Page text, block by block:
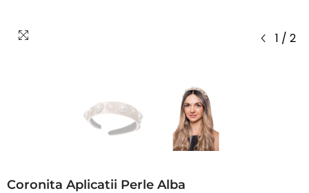
1 / 2
Coronita Aplicatii Perle Alba